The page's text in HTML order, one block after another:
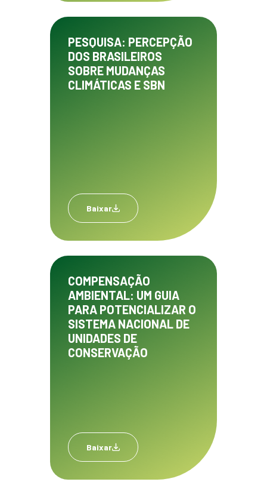
PESQUISA: PERCEPÇÃO
DOS BRASILEIROS
SOBRE MUDANÇAS
CLIMÁTICAS E SBN
Baixar
COMPENSAÇÃO
AMBIENTAL: UM GUIA
PARA POTENCIALIZAR O
SISTEMA NACIONAL DE
UNIDADES DE
CONSERVAÇÃO
Baixar